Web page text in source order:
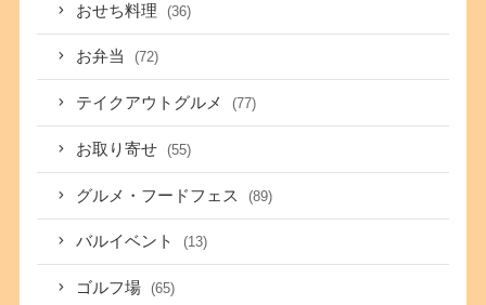
おせち料理 (36)
お弁当 (72)
テイクアウトグルメ (77)
お取り寄せ (55)
グルメ・フードフェス (89)
バルイベント (13)
ゴルフ場 (65)